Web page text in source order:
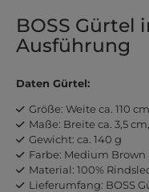
BOSS Gürtel
Ausführung
Daten Gürtel:
Größe: Weite ca. 110
Maße: Breite ca. 3,5
Gewicht: ca. 140 g
Farbe: Medium Brown
Material: 100%
Lieferumfang: BOSS